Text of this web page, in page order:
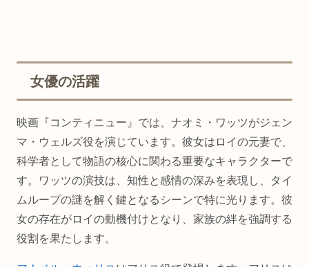
女優の活躍
映画『コンティニュー』では、ナオミ・ワッツがジェン
マ・ウェルズ役を演じています。彼女はロイの元妻で、
科学者として物語の核心に関わる重要なキャラクターで
す。ワッツの演技は、知性と感情の深みを表現し、タイ
ムループの謎を解く鍵となるシーンで特に光ります。彼
女の存在がロイの動機付けとなり、家族の絆を強調する
役割を果たします。